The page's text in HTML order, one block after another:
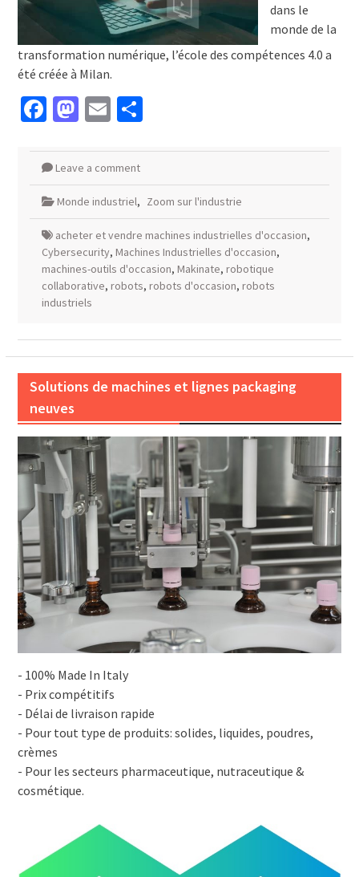
dans le
monde de la
transformation numérique, l’école des compétences 4.0 a
été créée à Milan.
Facebook
Mastodon
EmailPartager
Leave a comment
Monde industriel, Zoom sur l'industrie
acheter et vendre machines industrielles d'occasion,
Cybersecurity, Machines Industrielles d'occasion,
machines-outils d'occasion, Makinate, robotique
collaborative, robots, robots d'occasion, robots
industriels
Solutions de machines et lignes packaging
neuves
- 100% Made In Italy
- Prix compétitifs
- Délai de livraison rapide
- Pour tout type de produits: solides, liquides, poudres,
crèmes
- Pour les secteurs pharmaceutique, nutraceutique &
cosmétique.